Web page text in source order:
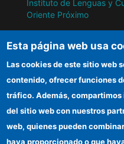
Instituto de Lenguas y
Oriente Próximo
IH
Información para
Esta página web usa
Las cookies de este sitio web
contenido, ofrecer funciones
tráfico. Además, compartimos
del sitio web con nuestros
web, quienes pueden
haya proporcionado o que